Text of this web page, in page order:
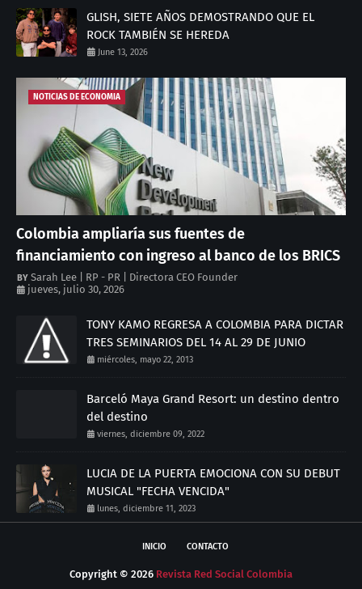
GLISH, SIETE AÑOS DEMOSTRANDO QUE EL
ROCK TAMBIÉN SE HEREDA
June 13, 2026
NOTICIAS DE ECONOMIA
Colombia ampliaría sus fuentes de
financiamiento con ingreso al banco de los BRICS
Sarah Lee | RP - PR | Directora CEO Founder
jueves, julio 30, 2026
TONY KAMO REGRESA A COLOMBIA PARA DICTAR
TRES SEMINARIOS DEL 14 AL 29 DE JUNIO
miércoles, mayo 22, 2013
Barceló Maya Grand Resort: un destino dentro
del destino
viernes, diciembre 09, 2022
LUCIA DE LA PUERTA EMOCIONA CON SU DEBUT
MUSICAL "FECHA VENCIDA"
lunes, diciembre 11, 2023
INICIO CONTACTO
Copyright © 2026 Revista Red Social Colombia